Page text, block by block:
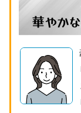
華やか